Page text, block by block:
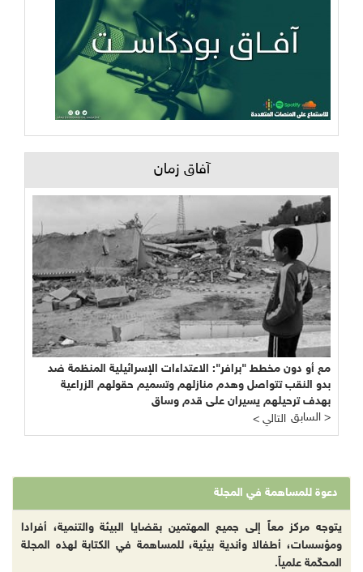
آفاق زمان
إسرائيلية تستغل مشاريع معالجة المياه العادمة في
الغربية كأداة للتطبيع السياسي ولتكريس "التعايش" مع
دون مخطط "برافر": الاعتداءات الإسرائيلية المنظمة ضد
تتواصل وهدم منازلهم وتسميم حقولهم الزراعية
ترحيلهم يسيران على قدم وساق
< التالي
في المجلة
معاً إلى جميع المهتمين بقضايا البيئة والتنمية، أفرادا
أطفالا وأندية بيئية، للمساهمة في الكتابة لهذه المجلة
علمياً.